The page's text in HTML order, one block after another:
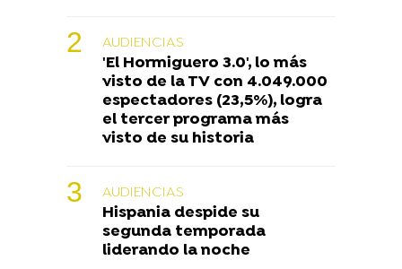
AUDIENCIAS
'El Hormiguero 3.0', lo más
visto de la TV con 4.049.000
espectadores (23,5%), logra
el tercer programa más
visto de su historia
AUDIENCIAS
Hispania despide su
segunda temporada
liderando la noche